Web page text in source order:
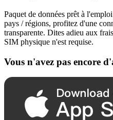
Paquet de données prêt à
pays / régions, profitez d'une
transparente. Dites adieu aux
SIM physique n'est requise.
Vous n'avez pas encore